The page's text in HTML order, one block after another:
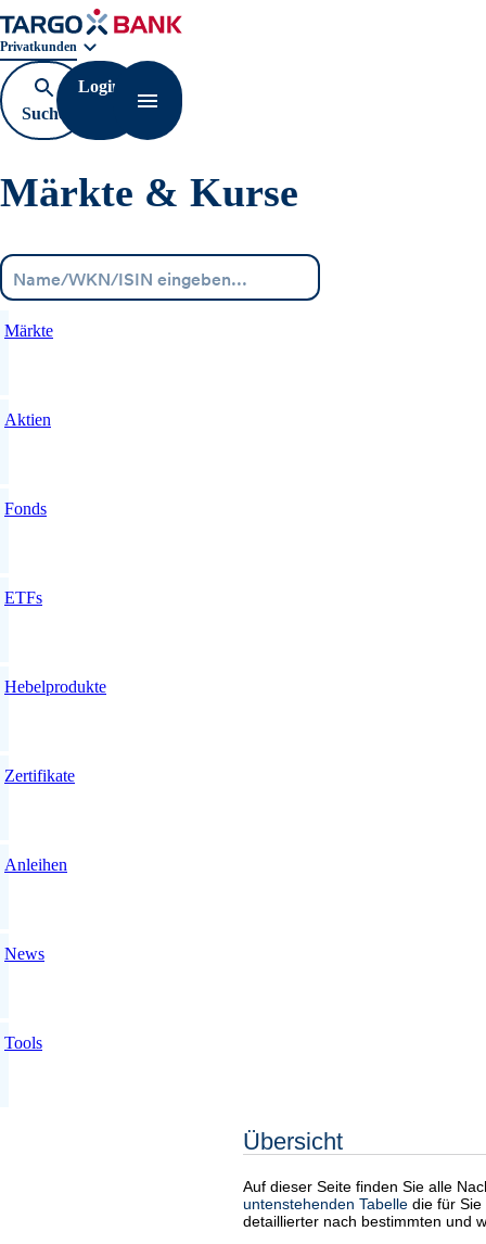
Geschäftsbereichnavigation. Aktuelle Auswahl:
Privatkunden
Suche
öffnen
Login
Navigation öffnen
Märkte & Kurse
Märkte
Aktien
Fonds
ETFs
Hebelprodukte
Zertifikate
Anleihen
News
Tools
Übersicht
Auf dieser Seite finden Sie alle
untenstehenden Tabelle die für
detaillierter nach bestimmten und